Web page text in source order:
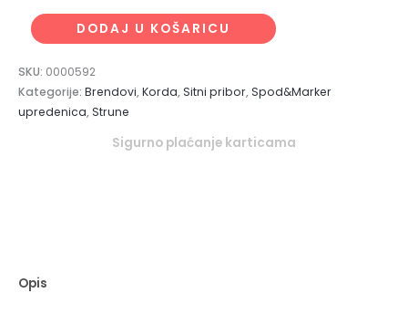
DODAJ U KOŠARICU
SKU: 0000592
Kategorije: Brendovi,Korda,Sitni pribor,Spod&Marker
upredenica,Strune
Sigurno plaćanje karticama
Opis